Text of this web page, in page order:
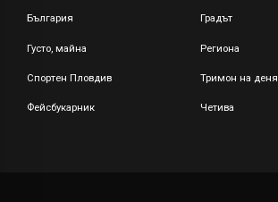
България Градът
Густо, майна Региона
Спортен Пловдив Тримон на деня
Фейсбукарник Четива